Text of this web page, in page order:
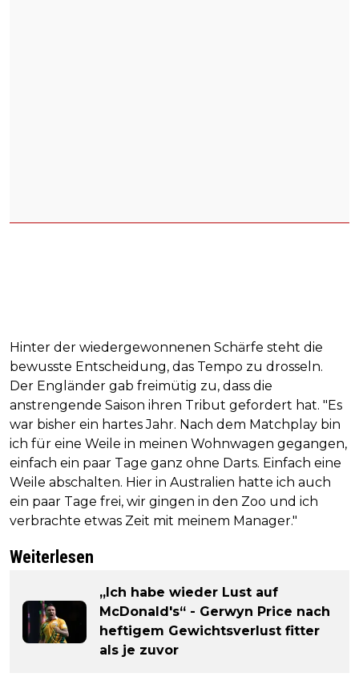
Hinter der wiedergewonnenen Schärfe steht die
bewusste Entscheidung, das Tempo zu drosseln.
Der Engländer gab freimütig zu, dass die
anstrengende Saison ihren Tribut gefordert hat. "Es
war bisher ein hartes Jahr. Nach dem Matchplay bin
ich für eine Weile in meinen Wohnwagen gegangen,
einfach ein paar Tage ganz ohne Darts. Einfach eine
Weile abschalten. Hier in Australien hatte ich auch
ein paar Tage frei, wir gingen in den Zoo und ich
verbrachte etwas Zeit mit meinem Manager."
Weiterlesen
„Ich habe wieder Lust auf
McDonald's“ - Gerwyn Price nach
heftigem Gewichtsverlust fitter
als je zuvor